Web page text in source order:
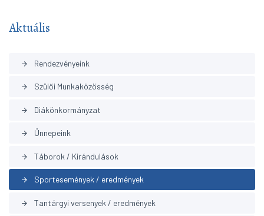
Aktuális
arrow_forward Rendezvényeink
arrow_forward Szülői Munkaközösség
arrow_forward Diákönkormányzat
arrow_forward Ünnepeink
arrow_forward Táborok / Kirándulások
arrow_forward Sportesemények / eredmények
arrow_forward Tantárgyi versenyek / eredmények